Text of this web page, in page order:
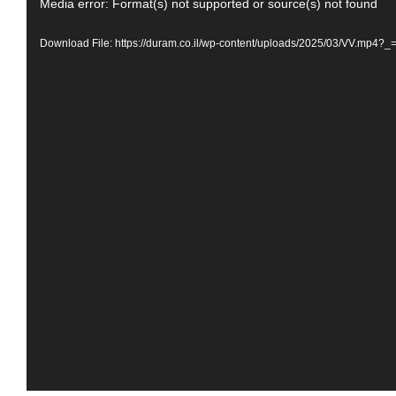
Media error: Format(s) not supported or source(s) not found
Download File: https://duram.co.il/wp-content/uploads/2025/03/